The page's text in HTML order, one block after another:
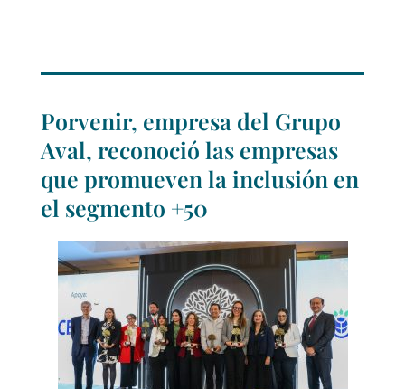
Porvenir, empresa del Grupo
Aval, reconoció las empresas
que promueven la inclusión en
el segmento +50